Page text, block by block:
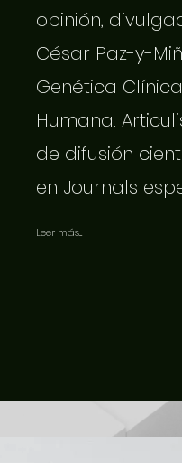
opinión,
César Paz-y-
Genética
Humana.
de difusión
en Journals
Leer más...